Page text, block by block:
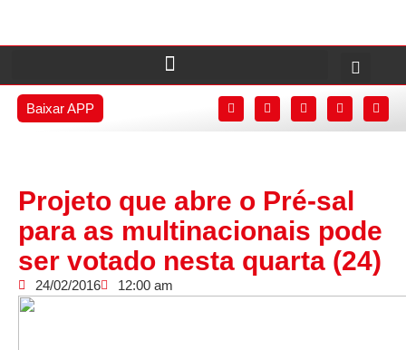
Baixar APP
Projeto que abre o Pré-sal
para as multinacionais pode
ser votado nesta quarta (24)
24/02/2016 12:00 am